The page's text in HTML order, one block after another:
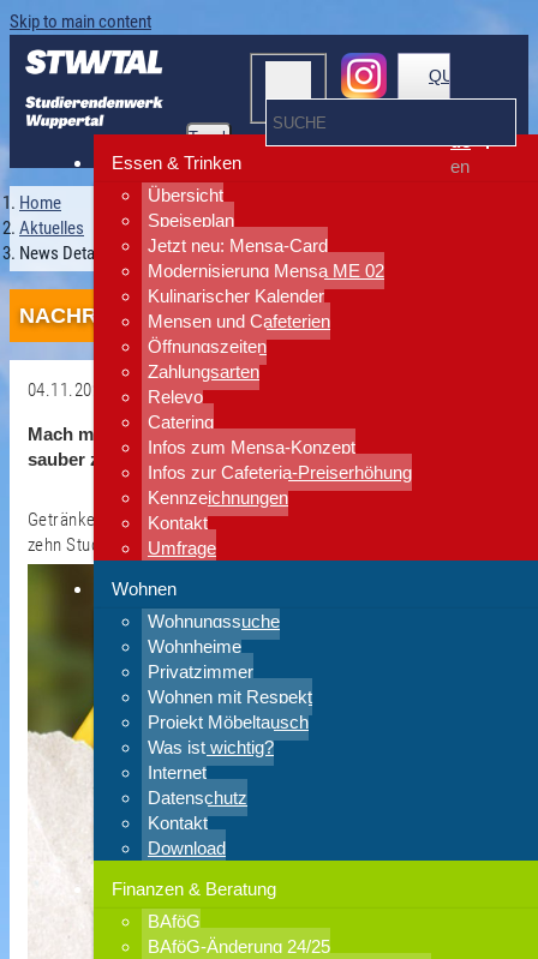
Skip to main content
Toggle
navigation
Essen & Trinken
Übersicht
Speiseplan
Jetzt neu: Mensa-Card
Modernisierung Mensa ME 02
Kulinarischer Kalender
Mensen und Cafeterien
Öffnungszeiten
Zahlungsarten
Relevo
Catering
Infos zum Mensa-Konzept
Infos zur Cafeteria-Preiserhöhung
Kennzeichnungen
Kontakt
Umfrage
Wohnen
Wohnungssuche
Wohnheime
Privatzimmer
Wohnen mit Respekt
Projekt Möbeltausch
Was ist wichtig?
Internet
Datenschutz
Kontakt
Download
Finanzen & Beratung
BAföG
BAföG-Änderung 24/25
QUICKLINKS
de
en
Home
Aktuelles
News Detailansicht
NACHRICHTEN
04.11.2025
Mach mit – und hilf uns deinen Campus
sauber zu halten!
Getränke für alle Helfenden und Mensa-Gutscheine für die ersten
zehn Studierenden!